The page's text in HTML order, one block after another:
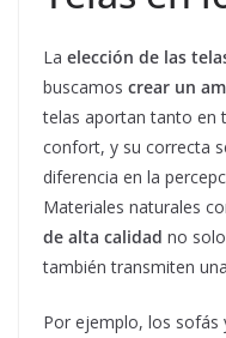
La elección de las
buscamos crear un
telas aportan tanto en
confort, y su correcta
diferencia en la
Materiales naturales
de alta calidad no
también transmiten
Por ejemplo, los sofás